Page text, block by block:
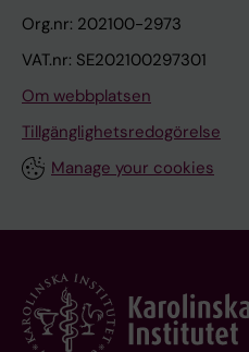
Org.nr: 202100-2973
VAT.nr: SE202100297301
Om webbplatsen
Tillgänglighetsredogörelse
Manage your cookies